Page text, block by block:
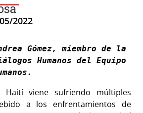
Gómez, miembro de la
Humanos del Equipo
Haití viene sufriendo múltiples
a los enfrentamientos de
2022